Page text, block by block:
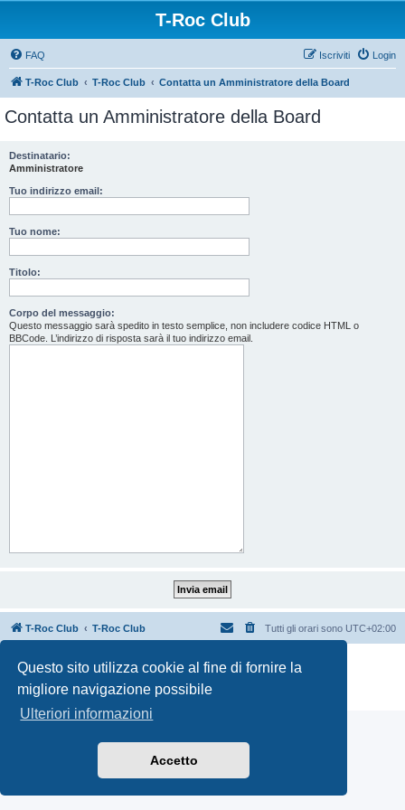
Questo sito utilizza cookie al fine di fornire la
migliore navigazione possibile
Ulteriori informazioni
Accetto
T-Roc Club
FAQ Login
Iscriviti
T-Roc Club T-Roc Club Contatta un Amministratore della Board
Contatta un Amministratore della Board
Destinatario:
Amministratore
Tuo indirizzo email:
Tuo nome:
Titolo:
Corpo del messaggio:
Questo messaggio sarà spedito in testo semplice, non includere codice HTML o
BBCode. L’indirizzo di risposta sarà il tuo indirizzo email.
T-Roc Club T-Roc Club Tutti gli orari sono UTC+02:00
Creato da
® Forum Software © phpBB Limited
Privacy|Condizioni